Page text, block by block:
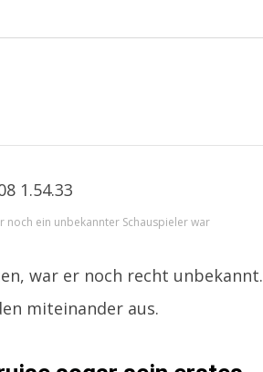
ein unbekannter Schauspieler war
war er noch recht unbekannt.
miteinander aus.